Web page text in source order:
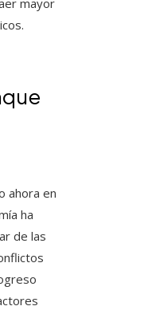
mayor
ahora en
ha
de las